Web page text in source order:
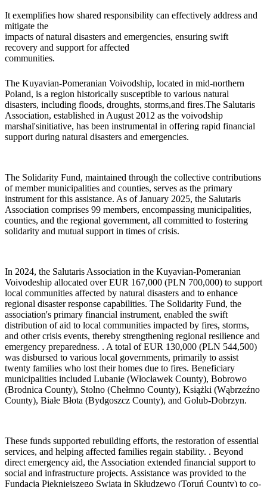
It exemplifies how shared responsibility can effectively address and
mitigate the
impacts of natural disasters and emergencies, ensuring swift
recovery and support for affected
communities.
The Kuyavian-Pomeranian Voivodship, located in mid-northern
Poland, is a region historically susceptible to various natural
disasters, including floods, droughts, storms,and fires.The Salutaris
Association, established in August 2012 as the voivodship
marshal'sinitiative, has been instrumental in offering rapid financial
support during natural disasters and emergencies.
The Solidarity Fund, maintained through the collective contributions
of member municipalities and counties, serves as the primary
instrument for this assistance. As of January 2025, the Salutaris
Association comprises 99 members, encompassing municipalities,
counties, and the regional government, all committed to fostering
solidarity and mutual support in times of crisis.
In 2024, the Salutaris Association in the Kuyavian-Pomeranian
Voivodeship allocated over EUR 167,000 (PLN 700,000) to support
local communities affected by natural disasters and to enhance
regional disaster response capabilities. The Solidarity Fund, the
association's primary financial instrument, enabled the swift
distribution of aid to local communities impacted by fires, storms,
and other crisis events, thereby strengthening regional resilience and
emergency preparedness. . A total of EUR 130,000 (PLN 544,500)
was disbursed to various local governments, primarily to assist
twenty families who lost their homes due to fires. Beneficiary
municipalities included Lubanie (Włocławek County), Bobrowo
(Brodnica County), Stolno (Chełmno County), Książki (Wąbrzeźno
County), Białe Błota (Bydgoszcz County), and Golub-Dobrzyn.
These funds supported rebuilding efforts, the restoration of essential
services, and helping affected families regain stability. . Beyond
direct emergency aid, the Association extended financial support to
social and infrastructure projects. Assistance was provided to the
Fundacja Piękniejszego Swiata in Skłudzewo (Toruń County) to co-